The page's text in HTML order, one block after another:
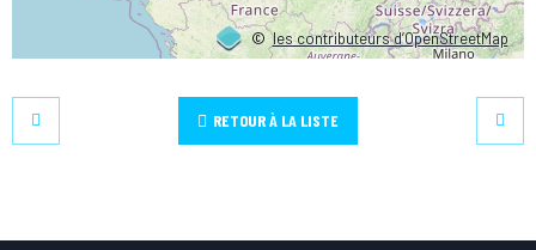
©les contributeurs d’OpenStreetMap
RETOUR À LA LISTE